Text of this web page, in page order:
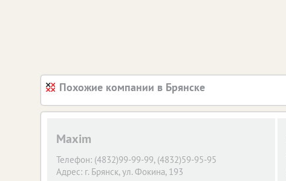
Похожие компании в Брянске
Maxim
Телефон: (4832)99-99-99, (4832)59-95-95
Адрес: г. Брянск, ул. Фокина, 193